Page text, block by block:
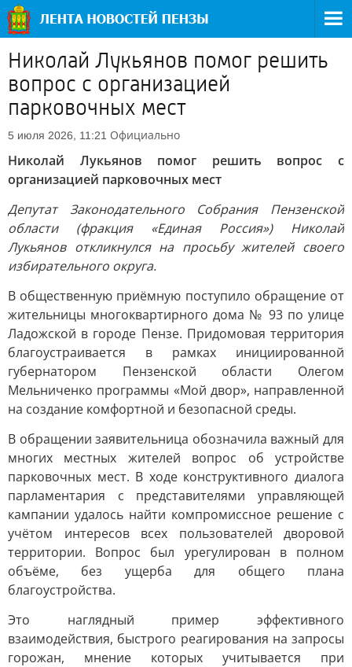
Николай Лукьянов помог решить
вопрос с организацией
парковочных мест
5 июля 2026, 11:21 Официально
Николай Лукьянов помог решить вопрос с
организацией парковочных мест
Депутат Законодательного Собрания Пензенской
области (фракция «Единая Россия») Николай
Лукьянов откликнулся на просьбу жителей своего
избирательного округа.
В общественную приёмную поступило обращение от
жительницы многоквартирного дома № 93 по улице
Ладожской в городе Пензе. Придомовая территория
благоустраивается в рамках инициированной
губернатором Пензенской области Олегом
Мельниченко программы «Мой двор», направленной
на создание комфортной и безопасной среды.
В обращении заявительница обозначила важный для
многих местных жителей вопрос об устройстве
парковочных мест. В ходе конструктивного диалога
парламентария с представителями управляющей
кампании удалось найти компромиссное решение с
учётом интересов всех пользователей дворовой
территории. Вопрос был урегулирован в полном
объёме, без ущерба для общего плана
благоустройства.
Это наглядный пример эффективного
взаимодействия, быстрого реагирования на запросы
горожан, мнение которых учитывается при